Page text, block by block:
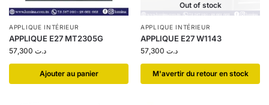
APPLIQUE INTÉRIEUR
APPLIQUE E27 MT2305G
د.ت
Ajouter au panier
Out of stock
APPLIQUE INTÉRIEUR
APPLIQUE E27 W1143
د.ت
​M'avertir du retour en stock